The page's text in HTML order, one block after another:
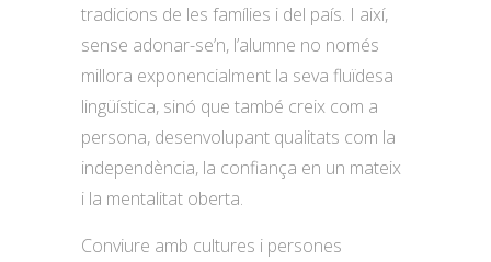
tradicions de les famílies i del país. I així,
sense adonar-se’n, l’alumne no només
millora exponencialment la seva fluïdesa
lingüística, sinó que també creix com a
persona, desenvolupant qualitats com la
independència, la confiança en un mateix
i la mentalitat oberta.
Conviure amb cultures i persones